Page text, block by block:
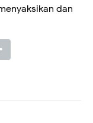
dan